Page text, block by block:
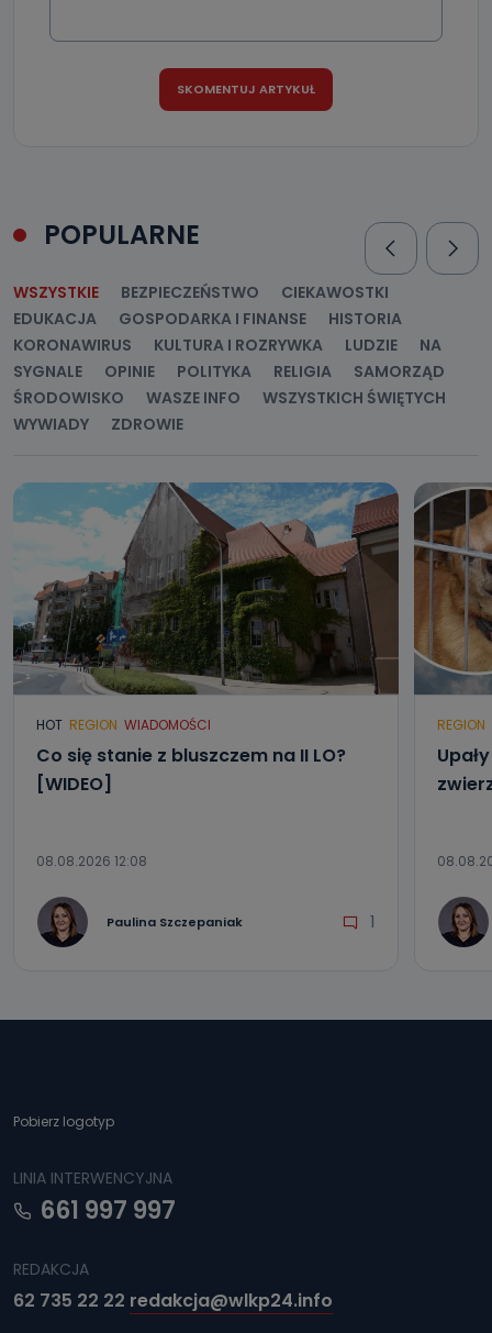
POPULARNE
WSZYSTKIE BEZPIECZEŃSTWO
CIEKAWOSTKI
EDUKACJA
GOSPODARKA I FINANSE
HISTORIA
KORONAWIRUS
KULTURA I ROZRYWKA LUDZIE
NA
SYGNALE
OPINIE POLITYKA RELIGIA
SAMORZĄD
ŚRODOWISKO
WASZE INFO
WSZYSTKICH ŚWIĘTYCH
WYWIADY
ZDROWIE
HOT REGION WIADOMOŚCI
Co się stanie z bluszczem na II LO?
[WIDEO]
08.08.2026 12:08
Paulina Szczepaniak 1
REGION
Pobierz logotyp
LINIA INTERWENCYJNA
661 997 997
REDAKCJA
62 735 22 22 redakcja@wlkp24.info